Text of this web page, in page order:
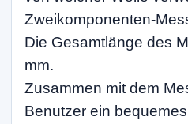
Zweikomponenten-
Die Gesamtlänge des
mm.
Zusammen mit dem
Benutzer ein